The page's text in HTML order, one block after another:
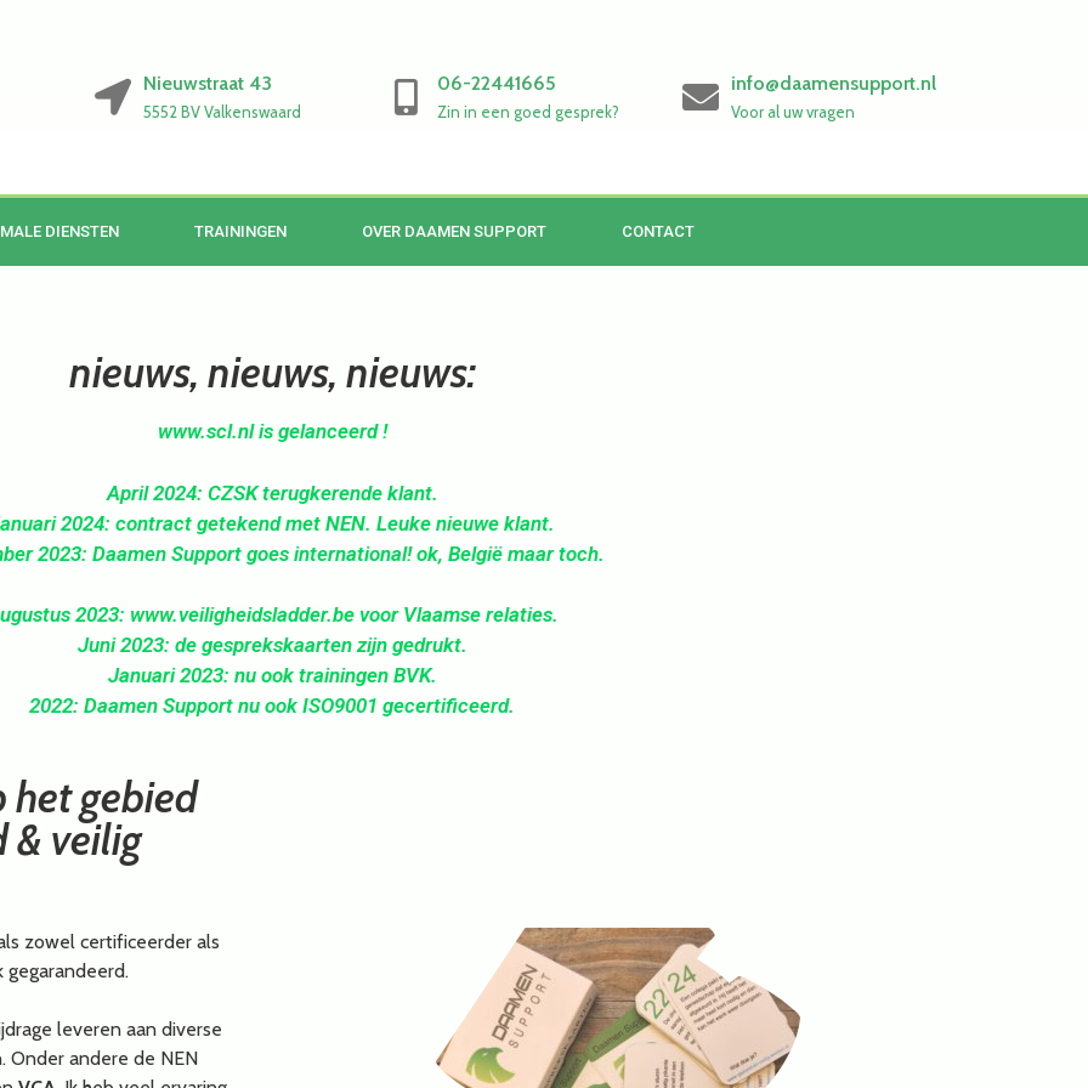
Nieuwstraat 43
5552 BV Valkenswaard
06-22441665
Zin in een goed gesprek?
info@daamensupport.nl
Voor al uw vragen
DIENSTEN TRAININGEN OVER DAAMEN SUPPORT CONTACT
nieuws, nieuws, nieuws:
www.scl.nl is gelanceerd !
April 2024: CZSK terugkerende klant.
2024: contract getekend met NEN. Leuke nieuwe klant.
2023: Daamen Support goes international! ok, België maar toch.
2023: www.veiligheidsladder.be voor Vlaamse relaties.
Juni 2023: de gesprekskaarten zijn gedrukt.
Januari 2023: nu ook trainingen BVK.
2022: Daamen Support nu ook ISO9001 gecertificeerd.
het gebied
& veilig
zowel certificeerder als
leveren aan diverse
Onder andere de NEN